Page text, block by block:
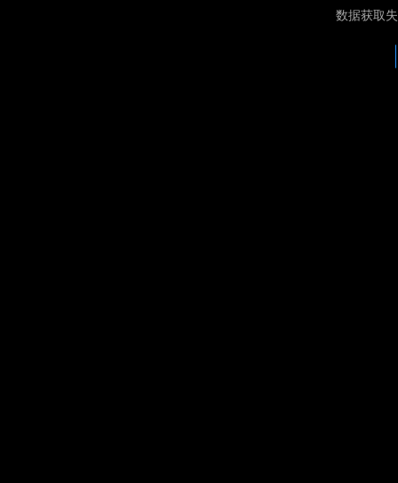
数据获取